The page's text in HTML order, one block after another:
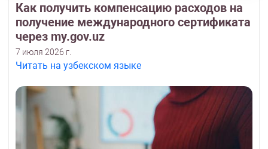
Как получить компенсацию расходов на
получение международного сертификата
через my.gov.uz
7 июля 2026 г.
Читать на узбекском языке